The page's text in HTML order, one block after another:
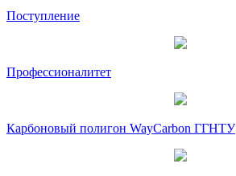
Поступление
Профессионалитет
Карбоновый полигон WayCarbon ГГНТУ